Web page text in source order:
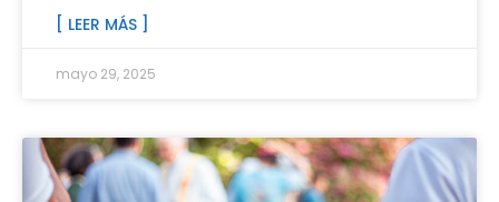
[ LEER MÁS ]
mayo 29, 2025